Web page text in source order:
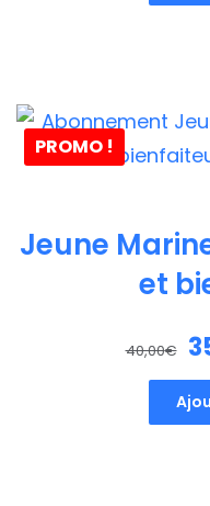
PROMO !
Jeune
et
40,00€